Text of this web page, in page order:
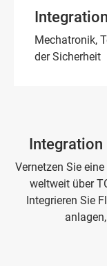
Integration
Mechatronik,
der Sicherheit
Vernetzen Sie
weltweit über
Integrieren Sie